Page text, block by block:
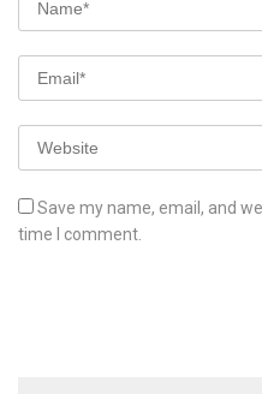
Save my name, email, and
time I comment.